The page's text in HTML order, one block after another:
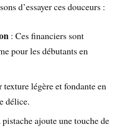
d’essayer ces douceurs :
: Ces financiers sont
pour les débutants en
texture légère et fondante en
délice.
pistache ajoute une touche de